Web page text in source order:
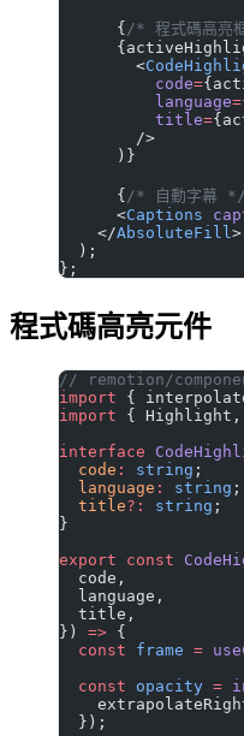
      {
/* 程式碼高亮
        <
          code
=
          language
=
          title
=
        />
      )}
      {
/* 自動字幕 */
      <
Captions
    </
AbsoluteFill>
  );
};
程式碼高亮元件
// remotion/
import {
import { Highlight,
interface
  code
: string ;
  language
: string ;
  title
?: string ;
}
export const
  code,
  language,
  title,
}) => {
  const
frame =
  const
opacity =
  });